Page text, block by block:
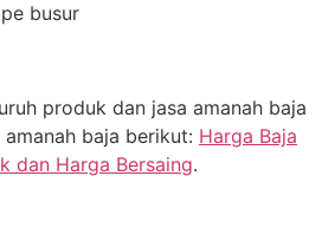
produk dan jasa amanah baja
baja berikut: Harga Baja
dan Harga Bersaing.